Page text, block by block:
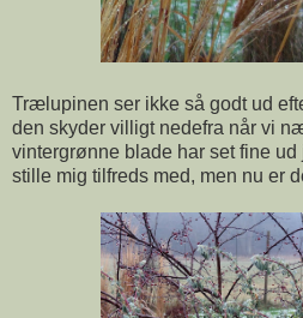
Trælupinen ser ikke så godt ud
den skyder villigt nedefra når vi
vintergrønne blade har set fine
stille mig tilfreds med, men nu er